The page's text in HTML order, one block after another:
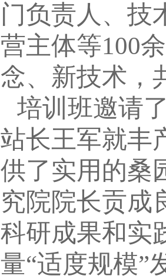
门负责人、技
营主体等100
念、新技术，
培训班邀请
站长王军就丰
供了实用的桑
究院院长贡成
科研成果和实
量“适度规模”